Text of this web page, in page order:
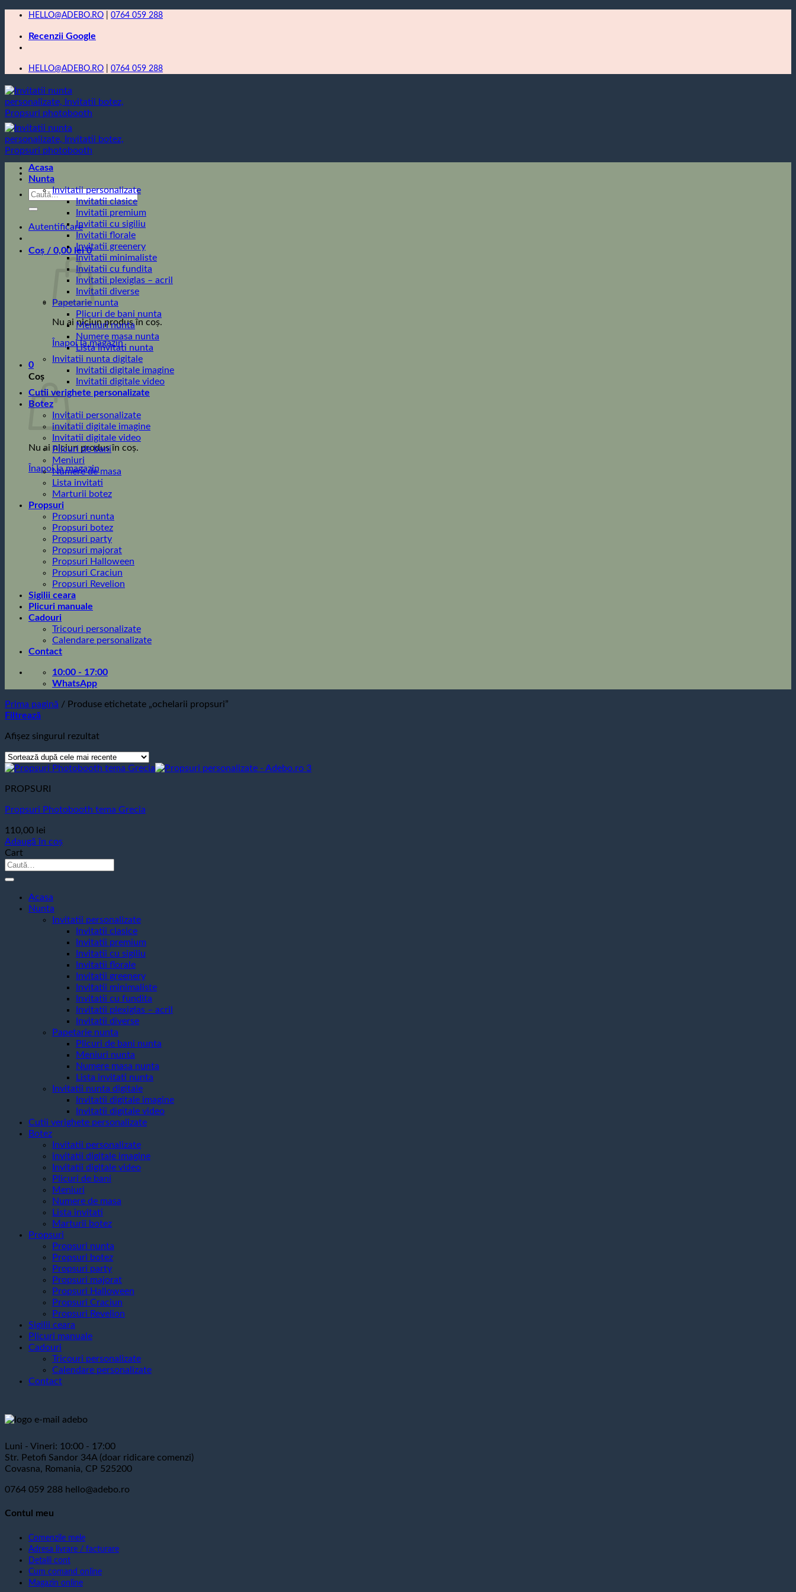
Skip
content
HELLO@ADEBO.RO 0764 059 288
Recenzii Google
HELLO@ADEBO.RO 0764 059 288
Caută
Autentificare
Coș / 0,00 lei 0
Nu ai niciun produs în coș.
Înapoi la magazin
0
Coș
Nu ai niciun produs în coș.
Înapoi la magazin
Acasa
Nunta
Invitatii personalizate
Invitatii clasice
Invitatii premium
Invitatii cu sigiliu
Invitatii florale
Invitatii greenery
Invitatii minimaliste
Invitatii cu fundita
Invitatii plexiglas – acril
Invitatii diverse
Papetarie nunta
Plicuri de bani nunta
Meniuri nunta
Numere masa nunta
Lista invitati nunta
Invitatii nunta digitale
Invitatii digitale imagine
Invitatii digitale video
Cutii verighete personalizate
Botez
Invitatii personalizate
invitatii digitale imagine
Invitatii digitale video
Plicuri de bani
Meniuri
Numere de masa
Lista invitati
Marturii botez
Propsuri
Propsuri nunta
Propsuri botez
Propsuri party
Propsuri majorat
Propsuri Halloween
Propsuri Craciun
Propsuri Revelion
Sigilii ceara
Plicuri manuale
Cadouri
Tricouri personalizate
Calendare personalizate
Contact
10:00 - 17:00
WhatsApp
Prima pagină / Produse etichetate „ochelarii propsuri”
Filtrează
Afișez singurul rezultat
PROPSURI
Propsuri Photobooth tema Grecia
110,00 lei
Adaugă în coș
Cart
Caută
Acasa
Nunta
Invitatii personalizate
Invitatii clasice
Invitatii premium
Invitatii cu sigiliu
Invitatii florale
Invitatii greenery
Invitatii minimaliste
Invitatii cu fundita
Invitatii plexiglas – acril
Invitatii diverse
Papetarie nunta
Plicuri de bani nunta
Meniuri nunta
Numere masa nunta
Lista invitati nunta
Invitatii nunta digitale
Invitatii digitale imagine
Invitatii digitale video
Cutii verighete personalizate
Botez
Invitatii personalizate
invitatii digitale imagine
Invitatii digitale video
Plicuri de bani
Meniuri
Numere de masa
Lista invitati
Marturii botez
Propsuri
Propsuri nunta
Propsuri botez
Propsuri party
Propsuri majorat
Propsuri Halloween
Propsuri Craciun
Propsuri Revelion
Sigilii ceara
Plicuri manuale
Cadouri
Tricouri personalizate
Calendare personalizate
Contact
Luni - Vineri: 10:00 - 17:00
Str. Petofi Sandor 34A (doar ridicare comenzi)
Covasna, Romania, CP 525200
0764 059 288 hello@adebo.ro
Contul meu
Comenzile mele
Adresa livrare / facturare
Detalii cont
Cum comand online
Magazin online